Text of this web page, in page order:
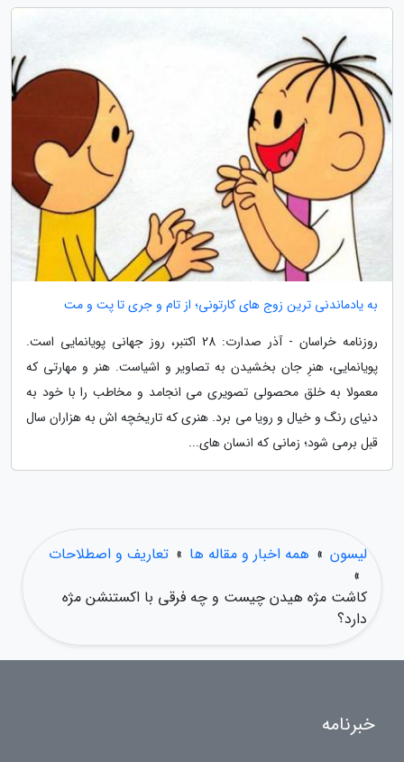
به یادماندنی ترین زوج های کارتونی؛ از تام و جری تا پت و مت
روزنامه خراسان - آذر صدارت: 28 اکتبر، روز جهانی پویانمایی است.
پویانمایی، هنرِ جان بخشیدن به تصاویر و اشیاست. هنر و مهارتی که
معمولا به خلق محصولی تصویری می انجامد و مخاطب را با خود به
دنیای رنگ و خیال و رویا می برد. هنری که تاریخچه اش به هزاران سال
قبل برمی شود؛ زمانی که انسان های...
لیسون » همه اخبار و مقاله ها » تعاریف و اصطلاحات
»
کاشت مژه هیدن چیست و چه فرقی با اکستنشن مژه
دارد؟
خبرنامه